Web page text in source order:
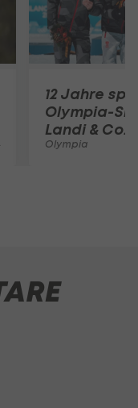
12 Jahre
Olympia-
Landi & Co.
Olympia